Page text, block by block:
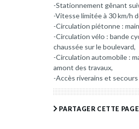
-Stationnement gênant
-Vitesse limitée à 30 km/h
-Circulation piétonne :
-Circulation vélo : bande
chaussée sur le boulevard,
-Circulation automobile :
amont des travaux,
-Accès riverains et
PARTAGER CETTE